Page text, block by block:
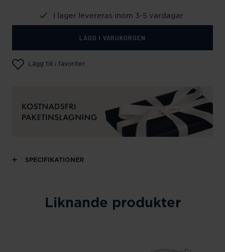
I lager levereras inom 3-5 vardagar
LÄGG I VARUKORGEN
Lägg till i favoriter
SPECIFIKATIONER
Liknande produkter